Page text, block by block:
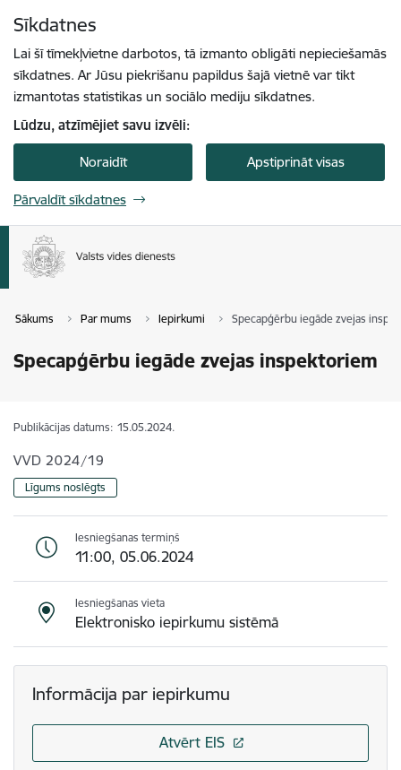
Sīkdatnes
Lai šī tīmekļvietne darbotos, tā izmanto obligāti nepieciešamās
sīkdatnes. Ar Jūsu piekrišanu papildus šajā vietnē var tikt
izmantotas statistikas un sociālo mediju sīkdatnes.
Lūdzu, atzīmējiet savu izvēli:
Noraidīt Apstiprināt visas
Pārvaldīt sīkdatnes
Sākums Par mums Iepirkumi Specapģērbu iegāde zvejas
Specapģērbu iegāde zvejas inspektoriem
Publikācijas datums: 15.05.2024.
VVD 2024/19
Līgums noslēgts
Iesniegšanas termiņš
11:00, 05.06.2024
Iesniegšanas vieta
Elektronisko iepirkumu sistēmā
Informācija par iepirkumu
Atvērt EIS